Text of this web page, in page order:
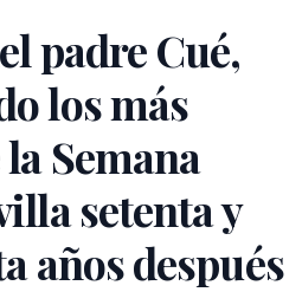
padre Cué,
los más
Semana
setenta y
años después